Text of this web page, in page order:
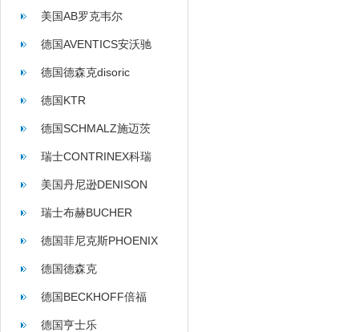
美国AB罗克韦尔
德国AVENTICS安沃驰
德国德森克disoric
德国KTR
德国SCHMALZ施迈茨
瑞士CONTRINEX科瑞
美国丹尼逊DENISON
瑞士布赫BUCHER
德国菲尼克斯PHOENIX
德国德森克
德国BECKHOFF倍福
德国亨士乐